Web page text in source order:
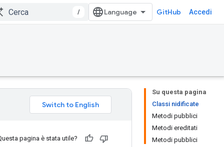
/ GitHub Accedi
Su questa pagina
Classi nidificate
Metodi pubblici
Metodi ereditati
Metodi pubblici
pagina è stata utile?